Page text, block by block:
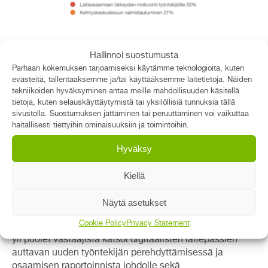
Hallinnoi suostumusta
Parhaan kokemuksen tarjoamiseksi käytämme teknologioita, kuten
evästeitä, tallentaaksemme ja/tai käyttääksemme laitetietoja. Näiden
tekniikoiden hyväksyminen antaa meille mahdollisuuden käsitellä
tietoja, kuten selauskäyttäytymistä tai yksilöllisiä tunnuksia tällä
sivustolla. Suostumuksen jättäminen tai peruuttaminen voi vaikuttaa
haitallisesti tiettyihin ominaisuuksiin ja toimintoihin.
Hyväksy
Kiellä
Näytä asetukset
Cookie PolicyPrivacy Statement
Säästää jopa 50% esimiesten ajasta
Yleisesti esimiehet arvioivat digitaalisten laitepassien
säästävän laiteosaamisen hallinnointityössä aikaa
noin 30-50% verrattuna nykyisiin käytäntöihin.
Konkreettiset aika-arviot vaihtelivat yksiköittäin
minimissään välillä 1-10 h/kk.
”Ajansäästön osalta pilotin otos jäi vielä pieneksi,
mutta tuloksen suunta näytti erittäin hyvältä”, Raaska
Moni pilottiin osallistunut esimies näki digitaalisten
kouluttamisessa ja näyttöjen vastaanotossa. Lisäksi
yli puolet vastaajista katsoi digitaalisten laitepassien
auttavan uuden työntekijän perehdyttämisessä ja